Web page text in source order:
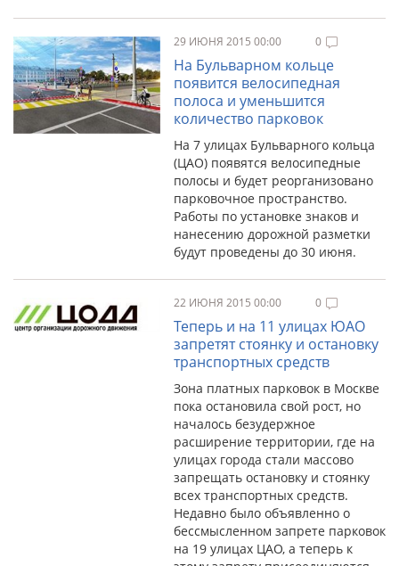
29 ИЮНЯ 2015 00:00 0
На Бульварном кольце
появится велосипедная
полоса и уменьшится
количество парковок
На 7 улицах Бульварного кольца
(ЦАО) появятся велосипедные
полосы и будет реорганизовано
парковочное пространство.
Работы по установке знаков и
нанесению дорожной разметки
будут проведены до 30 июня.
22 ИЮНЯ 2015 00:00 0
Теперь и на 11 улицах ЮАО
запретят стоянку и остановку
транспортных средств
Зона платных парковок в Москве
пока остановила свой рост, но
началось безудержное
расширение территории, где на
улицах города стали массово
запрещать остановку и стоянку
всех транспортных средств.
Недавно было объявленно о
бессмысленном запрете парковок
на 19 улицах ЦАО, а теперь к